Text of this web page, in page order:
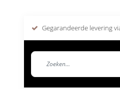
Gegarandeerde levering